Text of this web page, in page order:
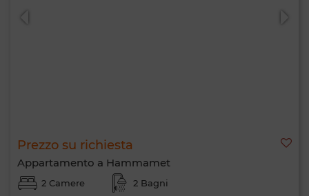
Prezzo su richiesta
Appartamento a Hammamet
2 Camere 2 Bagni